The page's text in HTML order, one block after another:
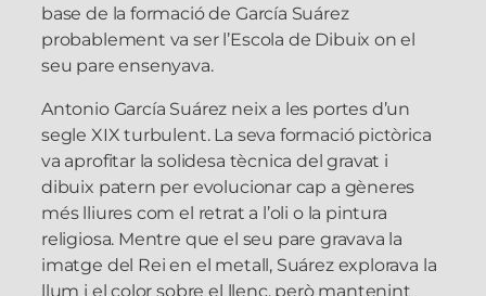
base de la formació de García Suárez
probablement va ser l’Escola de Dibuix on el
seu pare ensenyava.
Antonio García Suárez neix a les portes d’un
segle XIX turbulent. La seva formació pictòrica
va aprofitar la solidesa tècnica del gravat i
dibuix patern per evolucionar cap a gèneres
més lliures com el retrat a l’oli o la pintura
religiosa. Mentre que el seu pare gravava la
imatge del Rei en el metall, Suárez explorava la
llum i el color sobre el llenç, però mantenint